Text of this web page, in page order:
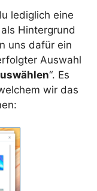
lediglich eine
Hintergrund
uns dafür ein
Auswahl
“. Es
wir das